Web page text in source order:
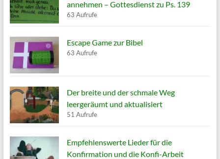
annehmen – Gottesdienst zu Ps. 139
63 Aufrufe
Escape Game zur Bibel
63 Aufrufe
Der breite und der schmale Weg
leergeräumt und aktualisiert
51 Aufrufe
Empfehlenswerte Lieder für die
Konfirmation und die Konfi-Arbeit